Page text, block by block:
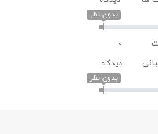
صفحه
نمایش به
بدون نظر
0
دیدگاه
بدون نظر